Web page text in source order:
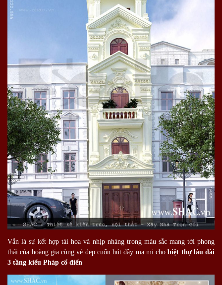
Vẫn là sự kết hợp tài hoa và nhịp nhàng trong màu sắc mang tới phong
thái của hoàng gia cùng vẻ đẹp cuốn hút đầy ma mị chobiệt thự lâu đài
3 tầng kiểu Pháp cổ điển